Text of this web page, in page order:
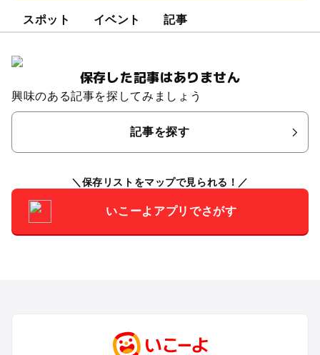
スポット イベント 記事
保存した記事はありません
興味のある記事を探してみましょう
記事を探す
保存リストをマップで見られる！
いこーよアプリでさがす